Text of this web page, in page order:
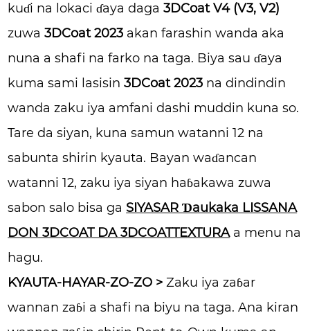
kuɗi na lokaci ɗaya daga3DCoat V4 (V3, V2)
zuwa3DCoat 2023 akan farashin wanda aka
nuna a shafi na farko na taga. Biya sau ɗaya
kuma sami lasisin3DCoat 2023 na dindindin
wanda zaku iya amfani dashi muddin kuna so.
Tare da siyan, kuna samun watanni 12 na
sabunta shirin kyauta. Bayan waɗancan
watanni 12, zaku iya siyan haɓakawa zuwa
sabon salo bisa ga SIYASAR Ɗaukaka LISSANA
DON 3DCOAT DA 3DCOATTEXTURAa menu na
hagu.
KYAUTA-HAYAR-ZO-ZO > Zaku iya zaɓar
wannan zaɓi a shafi na biyu na taga. Ana kiran